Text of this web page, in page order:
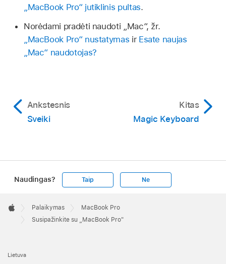
„MacBook Pro“ jutiklinis pultas.
Norėdami pradėti naudoti „Mac“, žr.
„MacBook Pro“ nustatymas ir Esate naujas
„Mac“ naudotojas?
Ankstesnis
Sveiki
Kitas
Magic Keyboard
Naudingas? Taip Ne
Footer

Apple
Palaikymas
MacBook Pro
Susipažinkite su „MacBook Pro"
Lietuva